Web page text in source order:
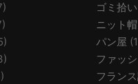
ゴミ拾い
ニット帽
パン屋
ファッ
フラン